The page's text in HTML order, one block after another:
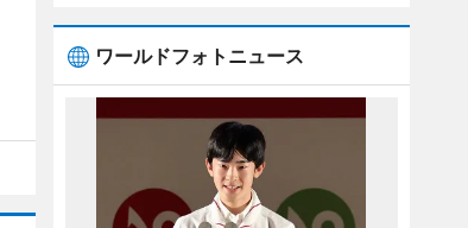
ワールドフォトニュース